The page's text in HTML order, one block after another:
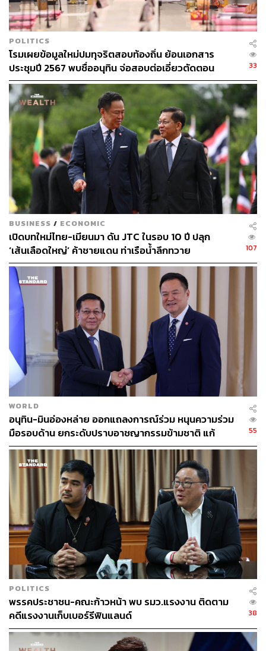
อย่างไรก็ตาม ภราดรระบุว่า ยังมีช่องทางตาม พ.ร.บ. เข้าชื่อ
เสนอกฎหมายฯ ให้ภาคประชาชนยืนยันกลับมาได้ภายใน
120 วัน ซึ่งยังเหลือเวลาอีก 60 วัน ให้ภาคประชาชนได้
ทบทวนว่าจะยืนยันกฎหมายกลับมาหรือไม่
2. ร่างกฎหมายที่เสนอโดย สส. 51 ฉบับ
ภราดรชี้แจงว่า ครม. ยืนยันมา 12 ฉบับ และไม่ได้ยืนยัน 51
ฉบับ เพราะเห็นว่าสมาชิกรัฐสภามีการเปลี่ยนหน้าตาหลังการ
เลือกตั้ง บางร่างสมาชิกผู้เสนอไม่ได้อยู่ในสภาฯ แห่งนี้แล้ว
ซึ่งยังมีช่องทางเสนอร่างกฎหมายเข้ามาพิจารณาอีกได้ จึง
เป็นการหยิบยื่นโอกาสให้สมาชิกได้ทบทวนว่าจะหยิบร่าง
กฎหมายใดที่ค้างอยู่ขึ้นมาพิจารณาต่อ
3. ไม่ยืนยัน: ร่างกฎหมายคุ้มครองแรงงาน
ภราดรชี้แจงว่า ครม. ไม่ได้ยืนยัน 2 ร่าง แต่ไม่ใช่ว่ารัฐบาลไม่
ให้ความสำคัญกับพี่น้องแรงงาน ซึ่งรัฐมนตรีว่าการกระทรวง
แรงงานชี้แจงเหตุผลว่า ทั้ง 2 ร่างได้รับฟังความเห็นจากทุก
ภาคส่วน รวมถึงผู้ว่าจ้างฯ สภาอุตสาหกรรมได้ส่งหนังสือถึง
รัฐมนตรีร้องเรียนถึงวิกฤตพลังงานที่กระทบโดยตรงจากผู้
ประกอบการ เพื่อให้ทบทวนว่าจะหาทางออกอย่างไรให้ได้
ประโยชน์ทั้ง 2 ฝ่าย
4. ไม่ยืนยัน: ร่างกฎหมาย PRTR (พ.ร.บ. รายงาน
การเปิดเผยข้อมูลการปล่อยและเคลื่อนย้ายสาร
มลพิษต่อสิ่งแวดล้อม)
ร่างกฎหมายนี้มีการพูดคุยกันมาก กระทรวง
ทรัพยากรธรรมชาติและสิ่งแวดล้อมได้เตรียมร่างกฎหมายไว้
คือร่าง พ.ร.บ. ส่งเสริมและรักษาคุณภาพสิ่งแวดล้อมแห่งชาติ
ที่ได้ผ่านการพิจารณาของคณะกรรมการกฤษฎีกาแล้ว ซึ่ง
เชื่อได้ว่า ไม่นานเนื้อหาสาระในร่าง PRTR จะมาปรากฏอยู่
ในร่าง พ.ร.บ. ฉบับนี้ ซึ่งเป็นร่มที่ใหญ่กว่า และจะนำเสนอสู่
การพิจารณาของสภาฯ ในอีกไม่นาน
5. ไม่ยืนยัน: ร่างกฎหมายนิรโทษผู้ที่ได้รับความเสีย
หายจากการขีดเส้นแบ่งของป่าธรรมชาติกับพื้นที่
POLITICS
โรมเผยข้อมูลใหม่ปมทุจริตสอบท้องถิ่น ย้อนเอกสาร
ประชุมปี 2567 พบชื่ออนุทิน จ่อสอบต่อเอี่ยวตัดตอน
ม.บูรพา หรือไม่
33
BUSINESS / ECONOMIC
เปิดบทใหม่ไทย-เมียนมา ดัน JTC ในรอบ 10 ปี ปลุก
‘เส้นเลือดใหญ่’ ค้าชายแดน ท่าเรือน้ำลึกทวาย
107
WORLD
อนุทิน-มินอ่องหล่าย ออกแถลงการณ์ร่วม หนุนความร่วม
มือรอบด้าน ยกระดับปราบอาชญากรรมข้ามชาติ แก้
ปัญหาหมอกควัน-มลพิษทางน้ำ
55
POLITICS
พรรคประชาชน-คณะก้าวหน้า พบ รมว.แรงงาน ติดตาม
คดีแรงงานเก็บเบอร์รีฟินแลนด์
38